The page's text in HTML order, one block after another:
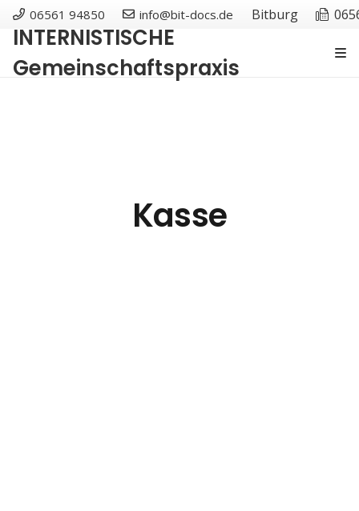
06561 94850 info@bit-docs.de Bitburg
INTERNISTISCHE
Gemeinschaftspraxis
Kasse